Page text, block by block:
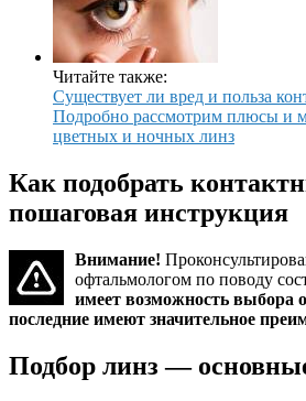
Читайте также:
Существует ли вред и польза
Подробно рассмотрим плюсы и
цветных и ночных линз
Как подобрать
пошаговая инструкция
Внимание!
офтальмологом по поводу
имеет возможность выбора
последние имеют значительное
Подбор линз —